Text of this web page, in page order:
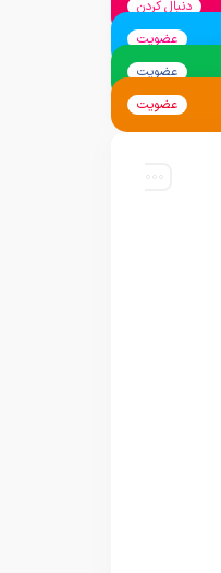
دنبال کردن
عضویت
عضویت
عضویت